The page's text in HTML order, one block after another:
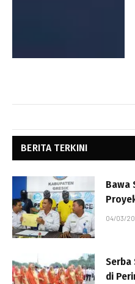
BERITA TERKINI
Bawa
04/03/
Serba
di